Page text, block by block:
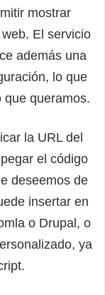
mostrar
El servicio
además una
lo que
que queramos.
la URL del
el código
deseemos de
insertar en
o Drupal, o
ya